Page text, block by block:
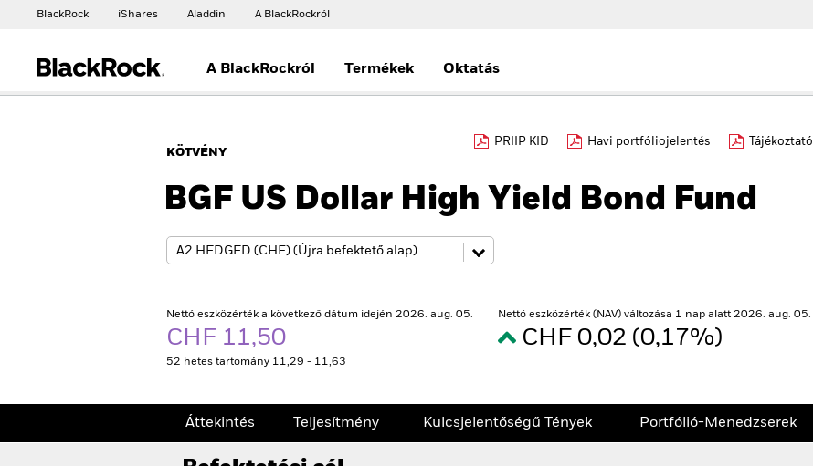
BlackRock iShares Aladdin A BlackRockról
A BlackRockról Termékek Oktatás
KÖTVÉNY
PRIIP KID Havi portfóliojelentés Tájékoztató
BGF US Dollar High Yield Bond Fund
Nettó eszközérték a következő dátum idején 2026. aug. 05.
CHF 11,50
52 hetes tartomány 11,29 - 11,63
Nettó eszközérték (NAV) változása 1 nap alatt 2026. aug. 05.
CHF 0,02 (0,17%)
Áttekintés Teljesítmény Kulcsjelentőségű Tények Portfólió-Menedzserek